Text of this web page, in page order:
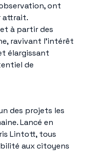
ont
attrait.
à partir des
ravivant l'intérêt
élargissant
de
des projets les
Lancé en
Lintott, tous
aux citoyens